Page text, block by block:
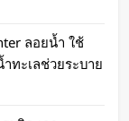
ลอยน้ำ ใช้
ทะเลช่วยระบาย